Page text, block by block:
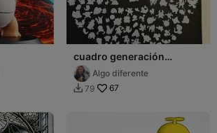
cuadro generación
pokemon
Algo diferente
 79 67